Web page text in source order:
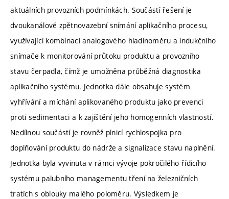
aktuálních provozních podmínkách. Součástí řešení je
dvoukanálové zpětnovazební snímání aplikačního procesu,
využívající kombinaci analogového hladinoměru a indukčního
snímače k monitorování průtoku produktu a provozního
stavu čerpadla, čímž je umožněna průběžná diagnostika
aplikačního systému. Jednotka dále obsahuje systém
vyhřívání a míchání aplikovaného produktu jako prevenci
proti sedimentaci a k zajištění jeho homogenních vlastností.
Nedílnou součástí je rovněž plnicí rychlospojka pro
doplňování produktu do nádrže a signalizace stavu naplnění.
Jednotka byla vyvinuta v rámci vývoje pokročilého řídicího
systému palubního managementu tření na železničních
tratích s oblouky malého poloměru. Výsledkem je